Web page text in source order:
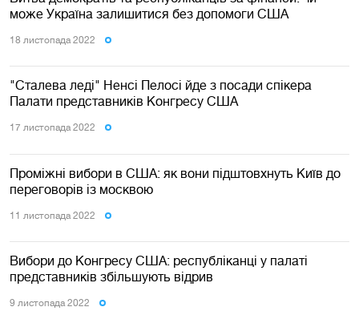
може Україна залишитися без допомоги США
18 листопада 2022
"Сталева леді" Ненсі Пелосі йде з посади спікера
Палати представників Конгресу США
17 листопада 2022
Проміжні вибори в США: як вони підштовхнуть Київ до
переговорів із москвою
11 листопада 2022
Вибори до Конгресу США: республіканці у палаті
представників збільшують відрив
9 листопада 2022